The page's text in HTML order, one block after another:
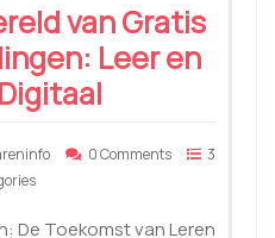
van Gratis
Leer en
0 Comments
3
De Toekomst van Leren